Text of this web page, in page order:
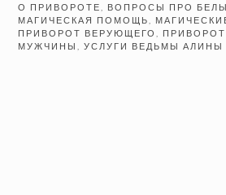
О ПРИВОРОТЕ
ВОПРОСЫ ПРО
МАГИЧЕСКАЯ ПОМОЩЬ
ПРИВОРОТ ВЕРУЮЩЕГО
МУЖЧИНЫ
,УСЛУГИ ВЕДЬМЫ АЛИНЫ